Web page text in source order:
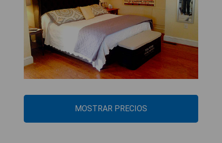
MOSTRAR PRECIOS